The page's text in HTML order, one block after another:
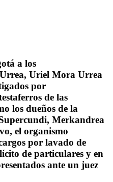
a los
Uriel Mora Urrea
por
de las
los dueños de la
Merkandrea
el organismo
por lavado de
de particulares y en
ante un juez